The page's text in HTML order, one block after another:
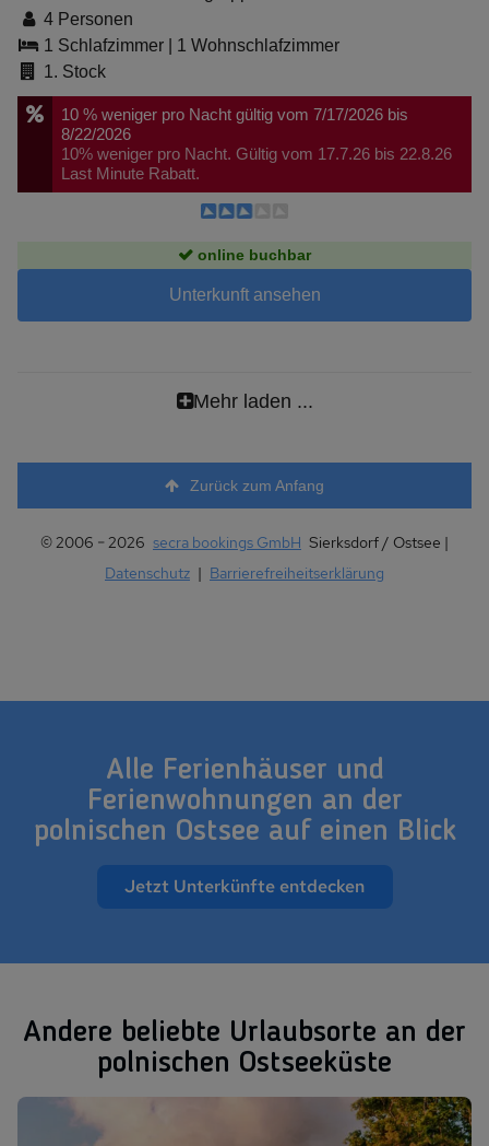
4 Personen
1 Schlafzimmer
1 Wohnschlafzimmer
1. Stock
10 % weniger pro Nacht gültig vom 7/17/2026 bis
8/22/2026
10% weniger pro Nacht. Gültig vom 17.7.26 bis 22.8.26
Last Minute Rabatt.
online buchbar
Unterkunft ansehen
Mehr laden ...
Zurück zum Anfang
© 2006 − 2026 secra bookings GmbH Sierksdorf / Ostsee |
Datenschutz | Barrierefreiheitserklärung
Alle Ferienhäuser und
Ferienwohnungen an der
polnischen Ostsee auf einen Blick
Jetzt Unterkünfte entdecken
Andere beliebte Urlaubsorte an der
polnischen Ostseeküste